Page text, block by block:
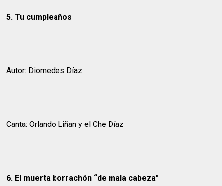
5. Tu cumpleaños
Autor: Diomedes Díaz
Canta: Orlando Liñan y el Che Díaz
6. El muerta borrachón “de mala cabeza"